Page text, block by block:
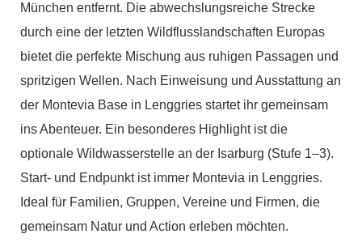
München entfernt. Die abwechslungsreiche Strecke
durch eine der letzten Wildflusslandschaften Europas
bietet die perfekte Mischung aus ruhigen Passagen und
spritzigen Wellen. Nach Einweisung und Ausstattung an
der Montevia Base in Lenggries startet ihr gemeinsam
ins Abenteuer. Ein besonderes Highlight ist die
optionale Wildwasserstelle an der Isarburg (Stufe 1–3).
Start- und Endpunkt ist immer Montevia in Lenggries.
Ideal für Familien, Gruppen, Vereine und Firmen, die
gemeinsam Natur und Action erleben möchten.